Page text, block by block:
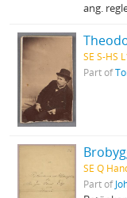
ang.
SE S-HS
Part of
SE Q
Part of